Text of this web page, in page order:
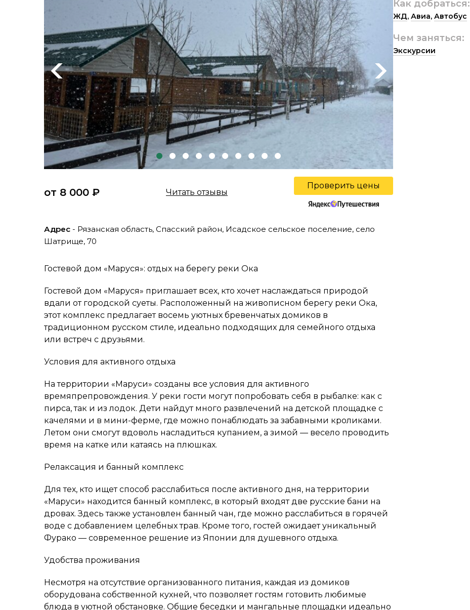
Previous Next
от 8 000 ₽ Читать отзывы
Проверить цены
Адрес - Рязанская область, Спасский район, Исадское сельское поселение, село
Шатрище, 70
Гостевой дом «Маруся»: отдых на берегу реки Ока
Гостевой дом «Маруся» приглашает всех, кто хочет наслаждаться природой
вдали от городской суеты. Расположенный на живописном берегу реки Ока,
этот комплекс предлагает восемь уютных бревенчатых домиков в
традиционном русском стиле, идеально подходящих для семейного отдыха
или встреч с друзьями.
Условия для активного отдыха
На территории «Маруси» созданы все условия для активного
времяпрепровождения. У реки гости могут попробовать себя в рыбалке: как с
пирса, так и из лодок. Дети найдут много развлечений на детской площадке с
качелями и в мини-ферме, где можно понаблюдать за забавными кроликами.
Летом они смогут вдоволь насладиться купанием, а зимой — весело проводить
время на катке или катаясь на плюшках.
Релаксация и банный комплекс
Для тех, кто ищет способ расслабиться после активного дня, на территории
«Маруси» находится банный комплекс, в который входят две русские бани на
дровах. Здесь также установлен банный чан, где можно расслабиться в горячей
воде с добавлением целебных трав. Кроме того, гостей ожидает уникальный
Фурако — современное решение из Японии для душевного отдыха.
Удобства проживания
Несмотря на отсутствие организованного питания, каждая из домиков
оборудована собственной кухней, что позволяет гостям готовить любимые
блюда в уютной обстановке. Общие беседки и мангальные площадки идеально
Как добраться:
ЖД, Авиа, Автобус
Чем заняться:
Экскурсии